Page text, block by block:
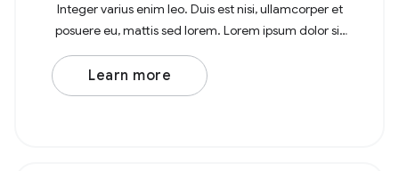
Integer varius enim leo. Duis est nisi, ullamcorper et
posuere eu, mattis sed lorem. Lorem ipsum dolor sit
amet, consectetur adipiscing elit. In at
Learn more